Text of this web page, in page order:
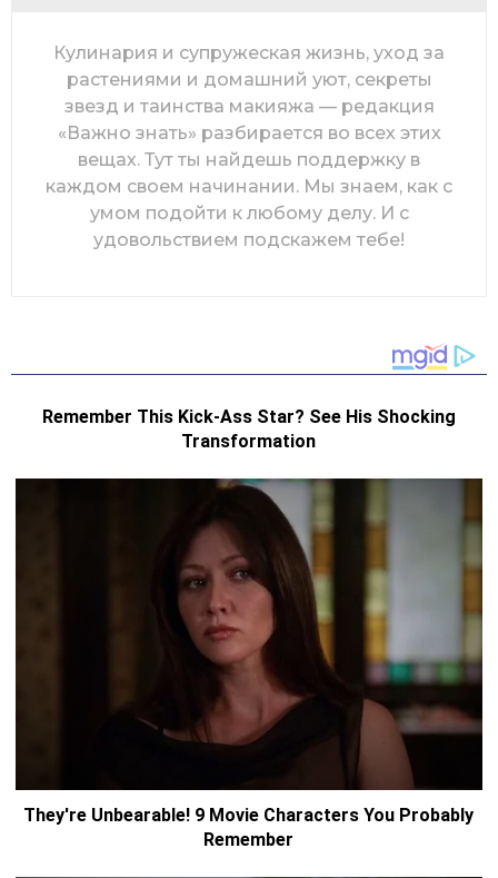
Кулинария и супружеская жизнь, уход за
растениями и домашний уют, секреты
звезд и таинства макияжа — редакция
«Важно знать» разбирается во всех этих
вещах. Тут ты найдешь поддержку в
каждом своем начинании. Мы знаем, как с
умом подойти к любому делу. И с
удовольствием подскажем тебе!